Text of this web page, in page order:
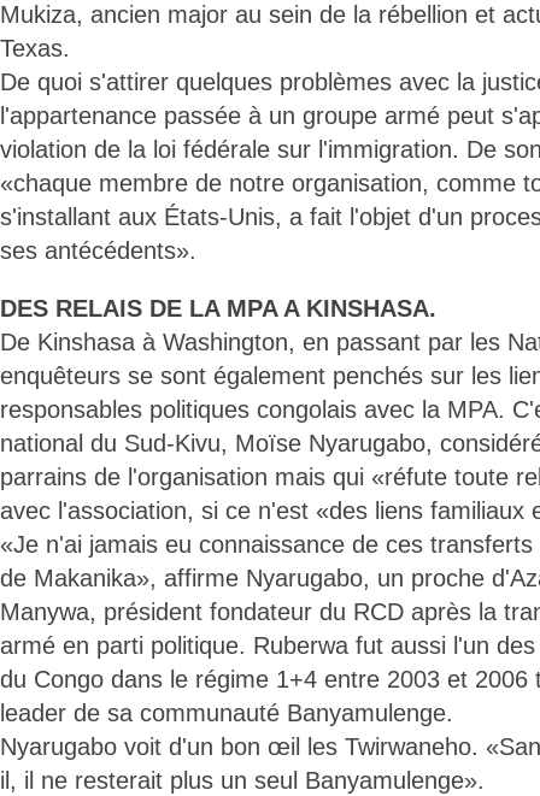
Mukiza, ancien major au sein de la rébellion et
Texas.
De quoi s'attirer quelques problèmes avec la
l'appartenance passée à un groupe armé peut
violation de la loi fédérale sur l'immigration. De
«chaque membre de notre organisation, comme
s'installant aux États-Unis, a fait l'objet d'un
ses antécédents».
DES RELAIS DE LA MPA A KINSHASA.
De Kinshasa à Washington, en passant par les
enquêteurs se sont également penchés sur les
responsables politiques congolais avec la MPA.
national du Sud-Kivu, Moïse Nyarugabo,
parrains de l'organisation mais qui «réfute toute
avec l'association, si ce n'est «des liens familiaux
«Je n'ai jamais eu connaissance de ces
de Makanika», affirme Nyarugabo, un proche
Manywa, président fondateur du RCD après la
armé en parti politique. Ruberwa fut aussi l'un
du Congo dans le régime 1+4 entre 2003 et 2006
leader de sa communauté Banyamulenge.
Nyarugabo voit d'un bon œil les Twirwaneho.
il, il ne resterait plus un seul Banyamulenge».